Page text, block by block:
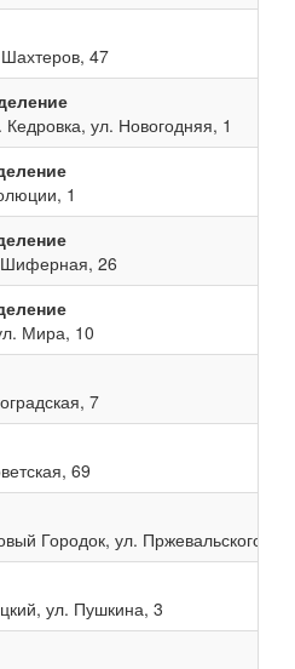
47
ул. Новогодняя, 1
1
Шиферная, 26
Мира, 10
7
69
Городок, ул. Пржевальского, 13
ул. Пушкина, 3